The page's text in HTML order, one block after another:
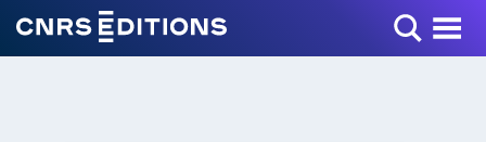
Toggle Menu